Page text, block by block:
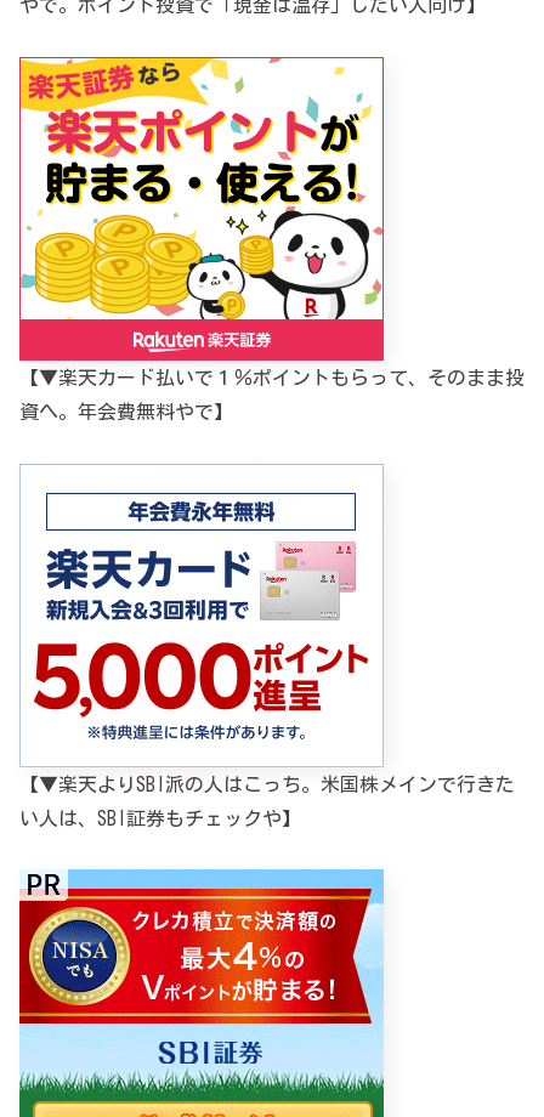
やで。ポイント投資で「現金は温存」したい人向け】
【▼楽天カード払いで１％ポイントもらって、そのまま投
資へ。年会費無料やで】
【▼楽天よりSBI派の人はこっち。米国株メインで行きた
い人は、SBI証券もチェックや】